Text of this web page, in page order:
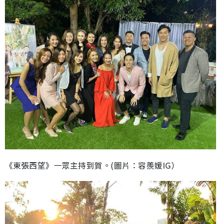
《東張西望》一眾主持到賀。(圖片：容羨媛IG）